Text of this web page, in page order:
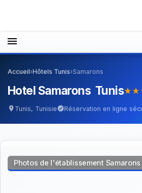
menu
Accueil›Hôtels Tunis›Samarons
Hotel Samarons Tunisstar_ratestar_rate
location_on Tunis, TunisieverifiedRéservation en ligne
Photos de l'établissement Samarons